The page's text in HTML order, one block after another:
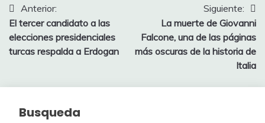
Navegación
de
entradas
Anterior:
El tercer candidato a las
elecciones presidenciales
turcas respalda a Erdogan
Siguiente:
La muerte de Giovanni
Falcone, una de las páginas
más oscuras de la historia de
Italia
Busqueda